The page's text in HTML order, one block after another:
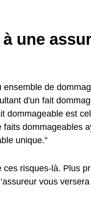
une
de
d'un fait
dommageable est
dommageables
unique.”
ces risques-là. Plus
vous